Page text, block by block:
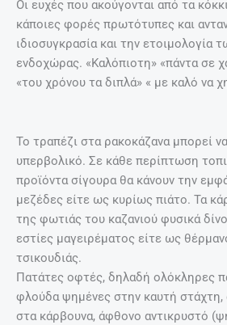
Οι ευχές που ακούγονται από τα
κάποιες φορές πρωτότυπες και
ιδιοσυγκρασία και την ετοιμολογία
ενδοχώρας. «Καλόπιοτη» «πάντα σε
«του χρόνου τα διπλά» « με καλό να
Το τραπέζι στα ρακοκάζανα μπορεί
υπερβολικό. Σε κάθε περίπτωση
προϊόντα σίγουρα θα κάνουν την
μεζέδες είτε ως κυρίως πιάτο. Τα
της φωτιάς του καζανιού φυσικά
εστίες μαγειρέματος είτε ως
τσικουδιάς.
Πατάτες οφτές, δηλαδή ολόκληρες
φλούδα ψημένες στην καυτή στάχτη,
στα κάρβουνα, άφθονο αντικρυστό